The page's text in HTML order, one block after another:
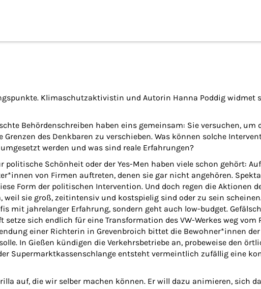
Klimaschutzaktivistin und Autorin Hanna Poddig widmet
Behördenschreiben haben eins gemeinsam: Sie versuchen, um
des Denkbaren zu verschieben. Was können solche
werden und was sind reale Erfahrungen?
politische Schönheit oder der Yes-Men haben viele schon gehört:
von Firmen auftreten, denen sie gar nicht angehören.
Form der politischen Intervention. Und doch regen die Aktionen
sie groß, zeitintensiv und kostspielig sind oder zu sein
mit jahrelanger Erfahrung, sondern geht auch low-budget.
setze sich endlich für eine Transformation des VW-Werkes weg vom
einer Richterin in Grevenbroich bittet die Bewohner*innen
In Gießen kündigen die Verkehrsbetriebe an, probeweise den
Supermarktkassenschlange entsteht vermeintlich zufällig eine
auf, die wir selber machen können. Er will dazu animieren, sich